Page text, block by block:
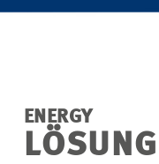
ENERGY